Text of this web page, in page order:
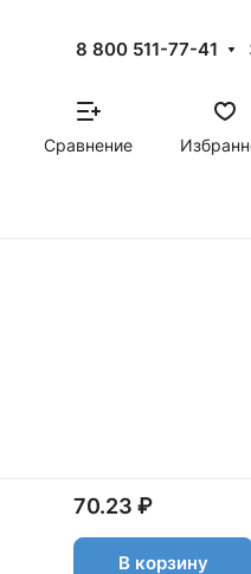
8 800 511-77-41
Сравнение
70.23 ₽
В корзину